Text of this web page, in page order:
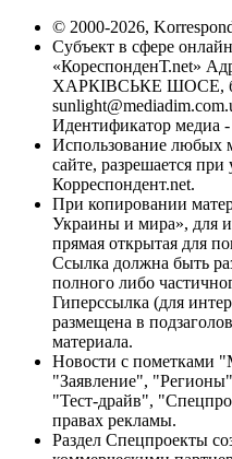
© 2000-2026,
Субъект в сфере
«КореспонденТ.net»
ХАРКІВСЬКЕ ШОСЕ,
Идентификатор медиа
Использование любых
сайте, разрешается
Корреспондент.net.
При копировании
Украины и мира», для
прямая открытая для
Ссылка должна быть
полного либо
Гиперссылка (для
размещена в
материала.
Новости с пометками
"Заявление",
"Тест-драйв",
правах рекламы.
Раздел Спецпроекты